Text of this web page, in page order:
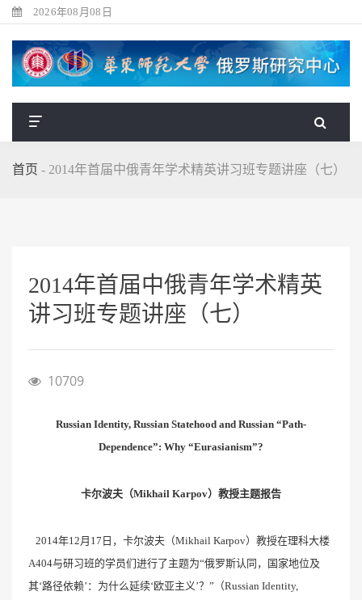
2026年08月08日
首页 - 2014年首届中俄青年学术精英讲习班专题讲座（七）
2014年首届中俄青年学术精英
讲习班专题讲座（七）
10709
Russian Identity, Russian Statehood and Russian “Path-
Dependence”: Why “Eurasianism”?
卡尔波夫（Mikhail Karpov）教授主题报告
2014年12月17日，卡尔波夫（Mikhail Karpov）教授在理科大楼
A404与研习班的学员们进行了主题为“俄罗斯认同，国家地位及
其‘路径依赖’：为什么延续‘欧亚主义’？”（Russian Identity,